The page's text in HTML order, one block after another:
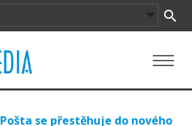
Pošta se přestěhuje do nového